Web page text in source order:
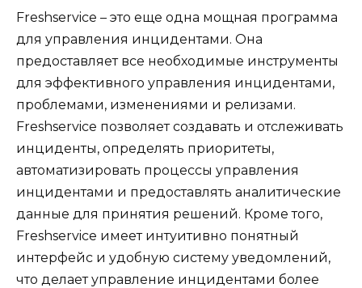
Freshservice – это еще одна мощная программа
для управления инцидентами. Она
предоставляет все необходимые инструменты
для эффективного управления инцидентами,
проблемами, изменениями и релизами.
Freshservice позволяет создавать и отслеживать
инциденты, определять приоритеты,
автоматизировать процессы управления
инцидентами и предоставлять аналитические
данные для принятия решений. Кроме того,
Freshservice имеет интуитивно понятный
интерфейс и удобную систему уведомлений,
что делает управление инцидентами более